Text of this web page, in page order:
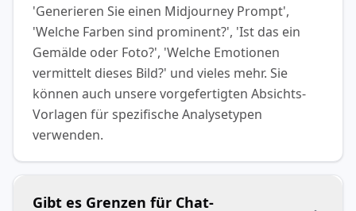
'Generieren Sie einen Midjourney Prompt',
'Welche Farben sind prominent?', 'Ist das ein
Gemälde oder Foto?', 'Welche Emotionen
vermittelt dieses Bild?' und vieles mehr. Sie
können auch unsere vorgefertigten Absichts-
Vorlagen für spezifische Analysetypen
verwenden.
Gibt es Grenzen für Chat-